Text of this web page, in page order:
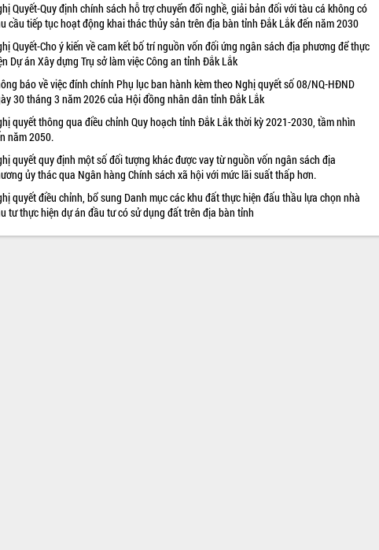
Quyết-Quy định chính sách hỗ trợ chuyển đổi nghề, giải bản đối với tàu cá không có
cầu tiếp tục hoạt động khai thác thủy sản trên địa bàn tỉnh Đắk Lắk đến năm 2030
Quyết-Cho ý kiến về cam kết bố trí nguồn vốn đối ứng ngân sách địa phương để thực
Dự án Xây dựng Trụ sở làm việc Công an tỉnh Đắk Lắk
báo về việc đính chính Phụ lục ban hành kèm theo Nghị quyết số 08/NQ-HĐND
30 tháng 3 năm 2026 của Hội đồng nhân dân tỉnh Đắk Lắk
quyết thông qua điều chỉnh Quy hoạch tỉnh Đắk Lắk thời kỳ 2021-2030, tầm nhìn
năm 2050.
quyết quy định một số đối tượng khác được vay từ nguồn vốn ngân sách địa
ủy thác qua Ngân hàng Chính sách xã hội với mức lãi suất thấp hơn.
quyết điều chỉnh, bổ sung Danh mục các khu đất thực hiện đấu thầu lựa chọn nhà
tư thực hiện dự án đầu tư có sử dụng đất trên địa bàn tỉnh